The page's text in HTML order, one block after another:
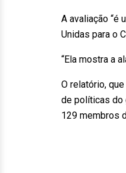
A avaliação “é
Unidas para o
“Ela mostra a
O relatório,
de políticas do
129 membros